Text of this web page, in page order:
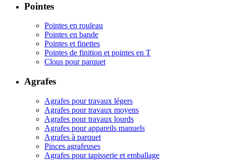
Pointes
Pointes en rouleau
Pointes en bande
Pointes et finettes
Pointes de finition et pointes en T
Clous pour parquet
Agrafes
Agrafes pour travaux légers
Agrafes pour travaux moyens
Agrafes pour travaux lourds
Agrafes pour appareils manuels
Agrafes à parquet
Pinces agrafeuses
Agrafes pour tapisserie et emballage